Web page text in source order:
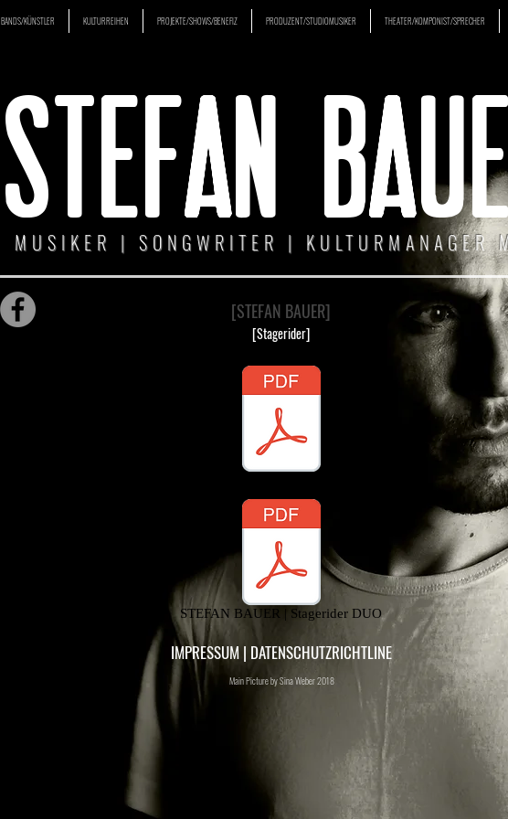
BANDS/KÜNSTLER KULTURREIHEN PROJEKTE/SHOWS/BENEFIZ PRODUZENT/STUDIOMUSIKER THEATER/KOMPONIST/SPRECHER
[STEFAN BAUER]
[Stagerider]
STEFAN BAUER | Stagerider DUO
STEFAN
MUSIKER | SONGWRITER | KULTURMANAGER
IMPRESSUM | DATENSCHUTZRICHTLINE
Main Picture by Sina Weber 2018